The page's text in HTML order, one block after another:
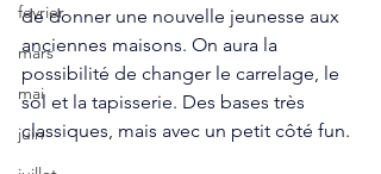
fevrier
mars
mai
juin
de donner une nouvelle jeunesse aux
anciennes maisons. On aura la
possibilité de changer le carrelage, le
sol et la tapisserie. Des bases très
classiques, mais avec un petit côté fun.